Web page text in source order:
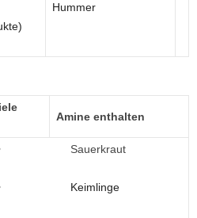
Hummer
Amine enthalten
Sauerkraut
Keimlinge